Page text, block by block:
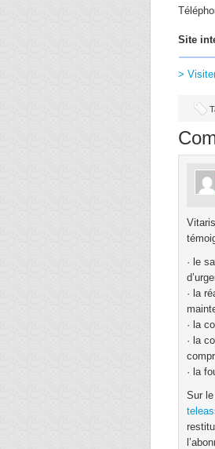
Site
>
· le
· la
· la
· la
· la
Sur